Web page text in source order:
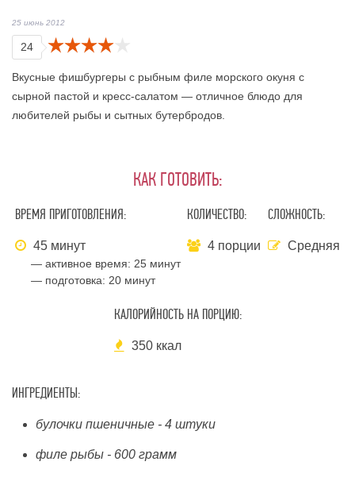
25 июнь 2012
24
Вкусные фишбургеры с рыбным филе морского окуня с
сырной пастой и кресс-салатом — отличное блюдо для
любителей рыбы и сытных бутербродов.
КАК ГОТОВИТЬ:
ВРЕМЯ ПРИГОТОВЛЕНИЯ:
45 минут
— активное время:25 минут
— подготовка:20 минут
КОЛИЧЕСТВО:
4 порции
СЛОЖНОСТЬ:
Средняя
КАЛОРИЙНОСТЬ НА ПОРЦИЮ:
350 ккал
ИНГРЕДИЕНТЫ:
булочки пшеничные - 4 штуки
филе рыбы - 600 грамм